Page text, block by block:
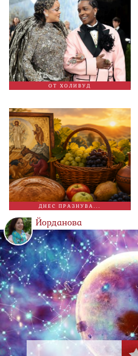
ОТ ХОЛИВУД
ДНЕС ПРАЗНУВА...
Йорданова